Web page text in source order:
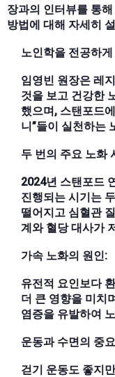
장과의 인터뷰를 통
방법에 대해 자세히
노인학을 전공하
임영빈 원장은 레
것을 보고 건강한
했으며, 스탠포드
니”들이 실천하는
두 번의 주요 노화
2024년 스탠포드
진행되는 시기는
떨어지고 심혈관
계와 혈당 대사가
가속 노화의 원인:
유전적 요인보다
더 큰 영향을 미치
염증을 유발하여
운동과 수면의 중
걷기 운동도 좋지